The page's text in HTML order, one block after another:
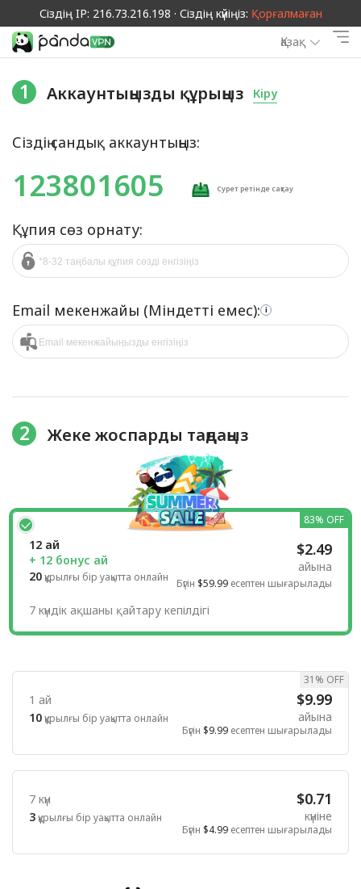
Сіздің IP: 216.73.216.198 · Сіздің күйіңіз: Қорғалмаған
Қазақ
1 Аккаунтыңызды құрыңыз Кіру
Сіздің сандық аккаунтыңыз:
123801605 Сурет ретінде сақтау
Құпия сөз орнату:
Email мекенжайы (Міндетті емес): i
2 Жеке жоспарды таңдаңыз
12 ай
+ 12 бонус ай
20құрылғы бір уақытта онлайн
$2.49
айына
Бүгін $59.99 есептен шығарылады
83% OFF
7 күндік ақшаны қайтару кепілдігі
1 ай
10құрылғы бір уақытта онлайн
$9.99
айына
Бүгін $9.99 есептен шығарылады
31% OFF
7 күн
3құрылғы бір уақытта онлайн
$0.71
күніне
Бүгін $4.99 есептен шығарылады